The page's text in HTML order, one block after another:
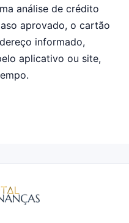
análise de crédito
aprovado, o cartão
informado,
aplicativo ou site,